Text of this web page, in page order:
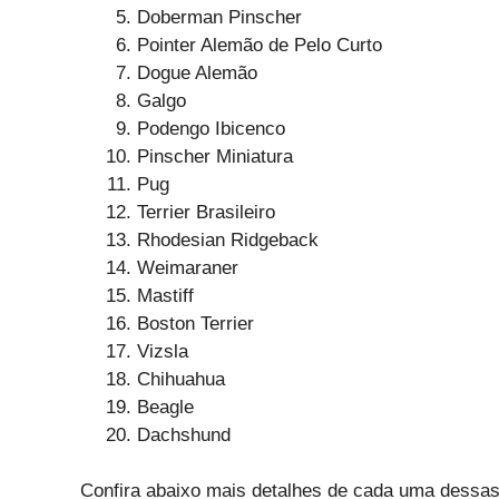
Doberman Pinscher
Pointer Alemão de Pelo Curto
Dogue Alemão
Galgo
Podengo Ibicenco
Pinscher Miniatura
Pug
Terrier Brasileiro
Rhodesian Ridgeback
Weimaraner
Mastiff
Boston Terrier
Vizsla
Chihuahua
Beagle
Dachshund
Confira abaixo mais detalhes de cada uma